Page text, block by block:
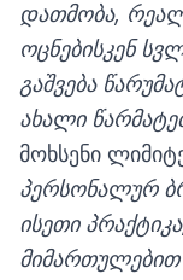
დათმობა,
ოცნებისკენ
გაშვება
ახალი
მოხსენი
პერსონალურ
ისეთი